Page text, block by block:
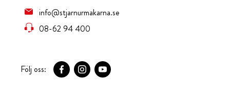
info@stjarnurmakarna.se
08-62 94 400
Följ oss: